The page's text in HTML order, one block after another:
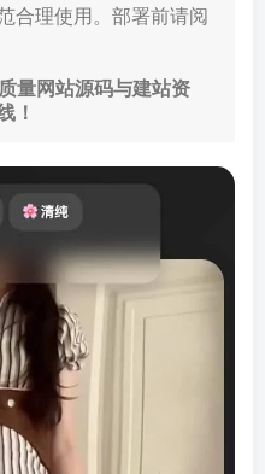
合理使用。部署前请阅
量网站源码与建站资
！